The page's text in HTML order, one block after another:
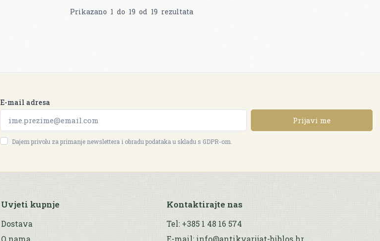
Prikazano 1 do 19 od 19 rezultata
E-mail adresa
Prijavi me
Dajem privolu za primanje newslettera i obradu podataka u skladu s GDPR-om.
Uvjeti kupnje
Dostava
O nama
Kontaktirajte nas
Tel: +385 1 48 16 574
E-mail: info@antikvarijat-biblos.hr